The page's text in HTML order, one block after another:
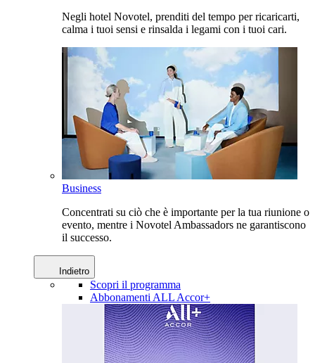
Negli hotel Novotel, prenditi del tempo per ricaricarti,
calma i tuoi sensi e rinsalda i legami con i tuoi cari.
Business
Concentrati su ciò che è importante per la tua riunione o
evento, mentre i Novotel Ambassadors ne garantiscono
il successo.
Indietro
Scopri il programma
Abbonamenti ALL Accor+